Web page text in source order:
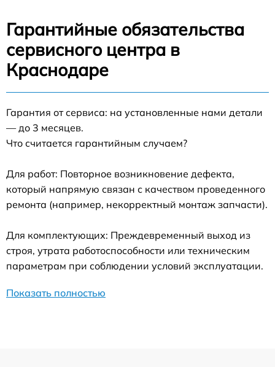
Гарантийные обязательства
сервисного центра в
Краснодаре
Гарантия от сервиса: на установленные нами детали
— до 3 месяцев.
Что считается гарантийным случаем?
Для работ: Повторное возникновение дефекта,
который напрямую связан с качеством проведенного
ремонта (например, некорректный монтаж запчасти).
Для комплектующих: Преждевременный выход из
строя, утрата работоспособности или техническим
параметрам при соблюдении условий эксплуатации.
Показать полностью